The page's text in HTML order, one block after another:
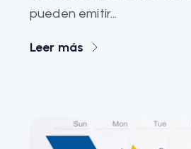
pueden emitir...
Leer más